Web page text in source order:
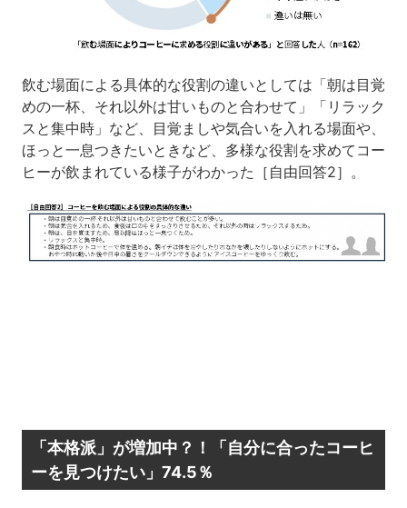
飲む場面による具体的な役割の違いとしては「朝は目覚
めの一杯、それ以外は甘いものと合わせて」「リラック
スと集中時」など、目覚ましや気合いを入れる場面や、
ほっと一息つきたいときなど、多様な役割を求めてコー
ヒーが飲まれている様子がわかった［自由回答2］。
「本格派」が増加中？！「自分に合ったコーヒ
ーを見つけたい」74.5％